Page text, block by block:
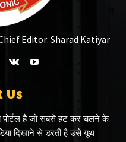
Editor: Sharad Katiyar
Us
पोर्टल है जो सबसे हट कर चलने के
दिखाने से डरती है उसे यूथ